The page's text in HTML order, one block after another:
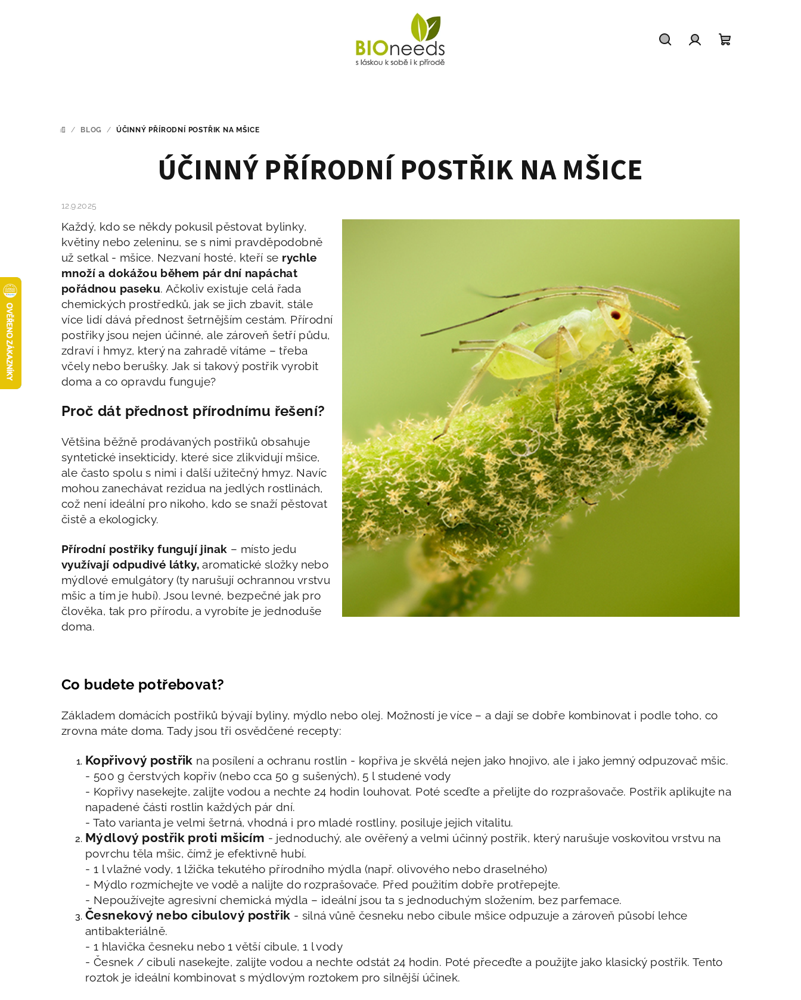
DOMŮ
/ BLOG / ÚČINNÝ PŘÍRODNÍ POSTŘIK NA MŠICE
ÚČINNÝ PŘÍRODNÍ POSTŘIK NA MŠICE
12.9.2025
Každý, kdo se někdy pokusil pěstovat bylinky,
květiny nebo zeleninu, se s nimi pravděpodobně
už setkal - mšice. Nezvaní hosté, kteří se rychle
množí a dokážou během pár dní napáchat
pořádnou paseku. Ačkoliv existuje celá řada
chemických prostředků, jak se jich zbavit, stále
více lidí dává přednost šetrnějším cestám. Přírodní
postřiky jsou nejen účinné, ale zároveň šetří půdu,
zdraví i hmyz, který na zahradě vítáme – třeba
včely nebo berušky. Jak si takový postřik vyrobit
doma a co opravdu funguje?
Proč dát přednost přírodnímu řešení?
Většina běžně prodávaných postřiků obsahuje
syntetické insekticidy, které sice zlikvidují mšice,
ale často spolu s nimi i další užitečný hmyz. Navíc
mohou zanechávat rezidua na jedlých rostlinách,
což není ideální pro nikoho, kdo se snaží pěstovat
čistě a ekologicky.
Přírodní postřiky fungují jinak – místo jedu
využívají odpudivé látky, aromatické složky nebo
mýdlové emulgátory (ty narušují ochrannou vrstvu
mšic a tím je hubí). Jsou levné, bezpečné jak pro
člověka, tak pro přírodu, a vyrobíte je jednoduše
doma.
Co budete potřebovat?
Základem domácích postřiků bývají byliny, mýdlo nebo olej. Možností je více – a dají se dobře kombinovat i podle toho, co
zrovna máte doma. Tady jsou tři osvědčené recepty:
Kopřivový postřik na posílení a ochranu rostlin - kopřiva je skvělá nejen jako hnojivo, ale i jako jemný odpuzovač mšic.
- 500 g čerstvých kopřiv (nebo cca 50 g sušených), 5 l studené vody
- Kopřivy nasekejte, zalijte vodou a nechte 24 hodin louhovat. Poté sceďte a přelijte do rozprašovače. Postřik aplikujte na
napadené části rostlin každých pár dní.
- Tato varianta je velmi šetrná, vhodná i pro mladé rostliny, posiluje jejich vitalitu.
Mýdlový postřik proti mšicím - jednoduchý, ale ověřený a velmi účinný postřik, který narušuje voskovitou vrstvu na
povrchu těla mšic, čímž je efektivně hubí.
- 1 l vlažné vody, 1 lžička tekutého přírodního mýdla (např. olivového nebo draselného)
- Mýdlo rozmíchejte ve vodě a nalijte do rozprašovače. Před použitím dobře protřepejte.
- Nepoužívejte agresivní chemická mýdla – ideální jsou ta s jednoduchým složením, bez parfemace.
Česnekový nebo cibulový postřik - silná vůně česneku nebo cibule mšice odpuzuje a zároveň působí lehce
antibakteriálně.
- 1 hlavička česneku nebo 1 větší cibule, 1 l vody
- Česnek / cibuli nasekejte, zalijte vodou a nechte odstát 24 hodin. Poté přeceďte a použijte jako klasický postřik. Tento
roztok je ideální kombinovat s mýdlovým roztokem pro silnější účinek.